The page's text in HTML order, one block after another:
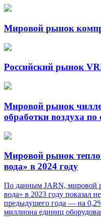
Мировой рынок
Российский рынок
Мировой рынок
обработки воздуха по
Мировой рынок
вода» в 2024 году
По данным JARN, мировой
вода» в 2023 году показал
предыдущего года — на
миллиона единиц